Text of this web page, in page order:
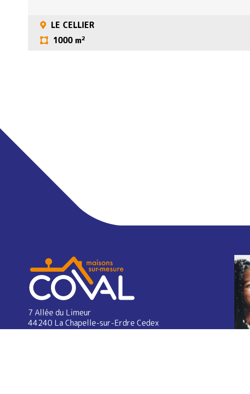
LE CELLIER
1000 m2
7 Allée du Limeur
44240 La Chapelle-sur-Erdre Cedex